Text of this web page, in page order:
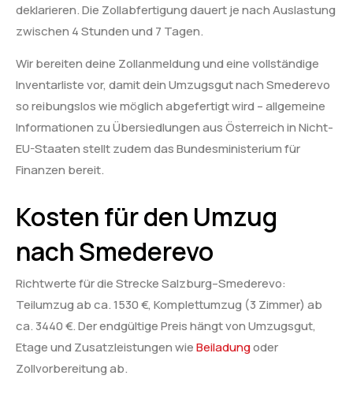
deklarieren. Die Zollabfertigung dauert je nach Auslastung
zwischen 4 Stunden und 7 Tagen.
Wir bereiten deine Zollanmeldung und eine vollständige
Inventarliste vor, damit dein Umzugsgut nach Smederevo
so reibungslos wie möglich abgefertigt wird – allgemeine
Informationen zu Übersiedlungen aus Österreich in Nicht-
EU-Staaten stellt zudem das Bundesministerium für
Finanzen bereit.
Kosten für den Umzug
nach Smederevo
Richtwerte für die Strecke Salzburg–Smederevo:
Teilumzug ab ca. 1530 €, Komplettumzug (3 Zimmer) ab
ca. 3440 €. Der endgültige Preis hängt von Umzugsgut,
Etage und Zusatzleistungen wieBeiladungoder
Zollvorbereitung ab.